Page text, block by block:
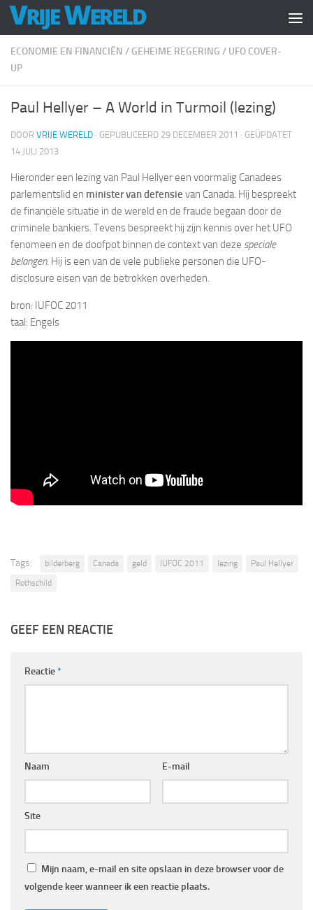
Doorgaan naar inhoud
ECONOMIE EN FINANCIËN / GEHEIME REGERING / UFO COVER-
UP
Paul Hellyer – A World in Turmoil (lezing)
DOOR VRIJE WERELD · GEPUBLICEERD 29 DECEMBER 2011 · GEÜPDATET
14 JULI 2013
Hieronder een lezing van Paul Hellyer een voormalig Canadees
parlementslid en minister van defensie van Canada. Hij bespreekt
de financiële situatie in de wereld en de fraude begaan door de
criminele bankiers. Tevens bespreekt hij zijn kennis over het UFO
fenomeen en de doofpot binnen de context van deze speciale
belangen. Hij is een van de vele publieke personen die UFO-
disclosure eisen van de betrokken overheden.
bron: IUFOC 2011
taal: Engels
Tags: bilderberg Canada geld IUFOC 2011 lezing
Paul Hellyer
Rothschild
GEEF EEN REACTIE
Reactie*
Naam E-mail
Site
Mijn naam, e-mail en site opslaan in deze browser voor de
volgende keer wanneer ik een reactie plaats.